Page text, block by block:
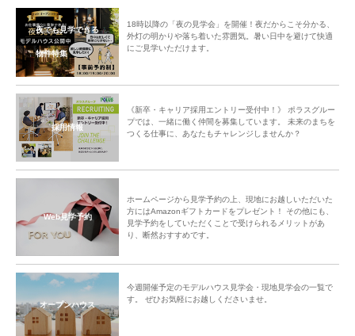
夜でも見学できる
物件特集
18時以降の「夜の見学会」を開催！夜だからこそ分かる、
外灯の明かりや落ち着いた雰囲気。暑い日中を避けて快適
にご見学いただけます。
採用情報
《新卒・キャリア採用エントリー受付中！》 ポラスグルー
プでは、一緒に働く仲間を募集しています。 未来のまちを
つくる仕事に、あなたもチャレンジしませんか？
Web見学予約
ホームページから見学予約の上、現地にお越しいただいた
方にはAmazonギフトカードをプレゼント！ その他にも、
見学予約をしていただくことで受けられるメリットがあ
り、断然おすすめです。
オープンハウス
今週開催予定のモデルハウス見学会・現地見学会の一覧で
す。 ぜひお気軽にお越しくださいませ。